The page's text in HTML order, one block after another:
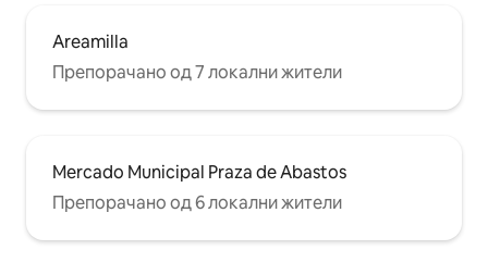
Areamilla
Препорачано од 7 локални жители
Mercado Municipal Praza de Abastos
Препорачано од 6 локални жители